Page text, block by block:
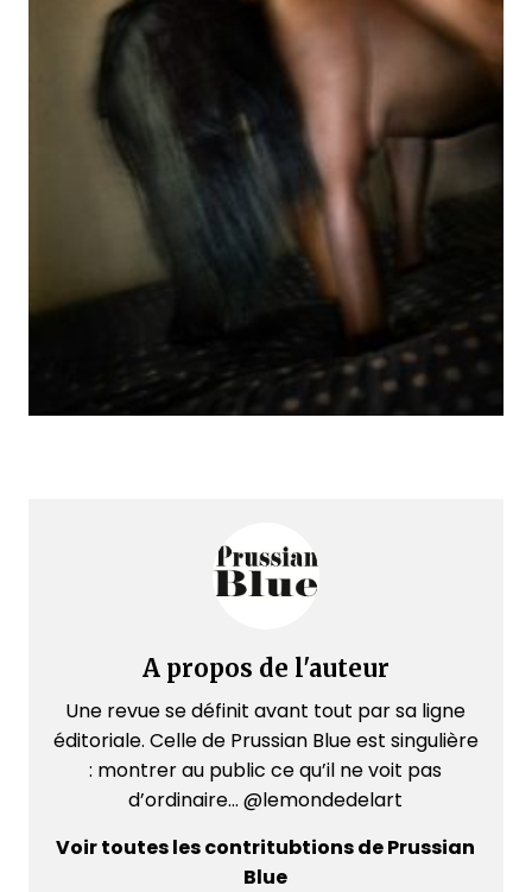
A propos de l'auteur
Une revue se définit avant tout par sa ligne
éditoriale. Celle de Prussian Blue est singulière
: montrer au public ce qu’il ne voit pas
d’ordinaire... @lemondedelart
Voir toutes les contritubtions de Prussian
Blue